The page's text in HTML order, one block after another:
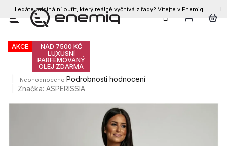
Přejít
Hledáte originální oufit, který reálně vyčnívá z řady? Vítejte v Enemiq!
CZK
Dámský komplet MIA
AKCE
NAD 7500 KČ
LUXUSNÍ
PARFÉMOVANÝ
OLEJ ZDARMA
Průměrné
hodnocení
Neohodnoceno Podrobnosti hodnocení
Značka:ASPERISSIA